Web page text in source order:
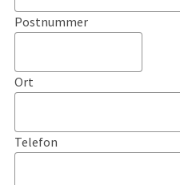
Postnummer
Ort
Telefon